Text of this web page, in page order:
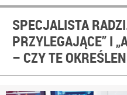
SPECJALISTA
PRZYLEGAJĄCE” I
– CZY TE